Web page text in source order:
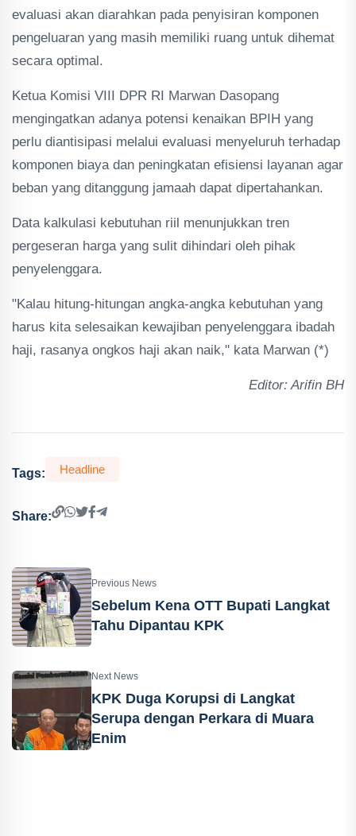
evaluasi akan diarahkan pada penyisiran komponen
pengeluaran yang masih memiliki ruang untuk dihemat
secara optimal.
Ketua Komisi VIII DPR RI Marwan Dasopang
mengingatkan adanya potensi kenaikan BPIH yang
perlu diantisipasi melalui evaluasi menyeluruh terhadap
komponen biaya dan peningkatan efisiensi layanan agar
beban yang ditanggung jamaah dapat dipertahankan.
Data kalkulasi kebutuhan riil menunjukkan tren
pergeseran harga yang sulit dihindari oleh pihak
penyelenggara.
"Kalau hitung-hitungan angka-angka kebutuhan yang
harus kita selesaikan kewajiban penyelenggara ibadah
haji, rasanya ongkos haji akan naik," kata Marwan (*)
Editor: Arifin BH
Tags: Headline
Share:
Previous News
Sebelum Kena OTT Bupati Langkat
Tahu Dipantau KPK
Next News
KPK Duga Korupsi di Langkat
Serupa dengan Perkara di Muara
Enim